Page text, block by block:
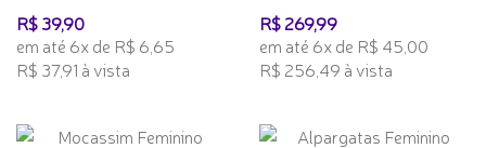
R$ 39,90
em até 6x de R$ 6,65
R$ 37,91 à vista
R$ 269,99
em até 6x de R$ 45,00
R$ 256,49 à vista